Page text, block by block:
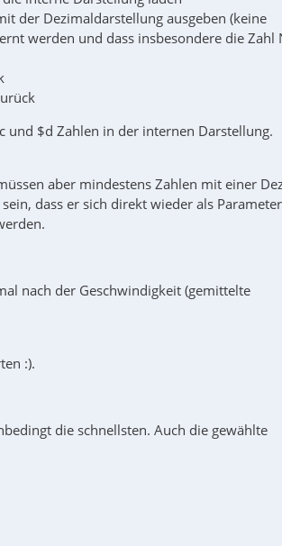
der Dezimaldarstellung ausgeben (keine
werden und dass insbesondere die Zahl
und $d Zahlen in der internen Darstellung.
aber mindestens Zahlen mit einer
dass er sich direkt wieder als
nach der Geschwindigkeit (gemittelte
:).
die schnellsten. Auch die gewählte